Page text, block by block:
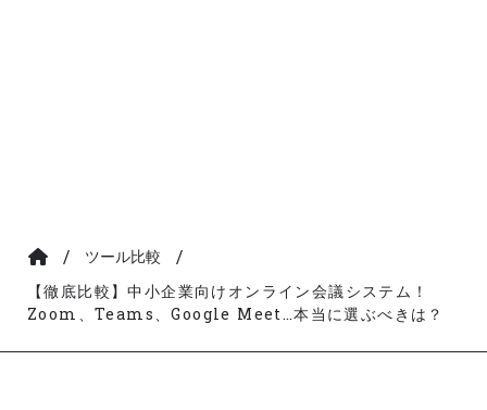
/ ツール比較 /
【徹底比較】中小企業向けオンライン会議システム！
Zoom、Teams、Google Meet…本当に選ぶべきは？